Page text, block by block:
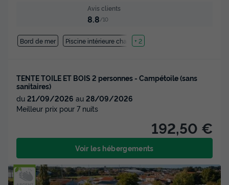
Avis clients
8.8/10
Bord de mer Piscine intérieure chauffée
+ 2
TENTE TOILE ET BOIS 2 personnes - Campétoile (sans
sanitaires)
du 21/09/2026 au 28/09/2026
Meilleur prix pour 7 nuits
192,50 €
Voir les hébergements